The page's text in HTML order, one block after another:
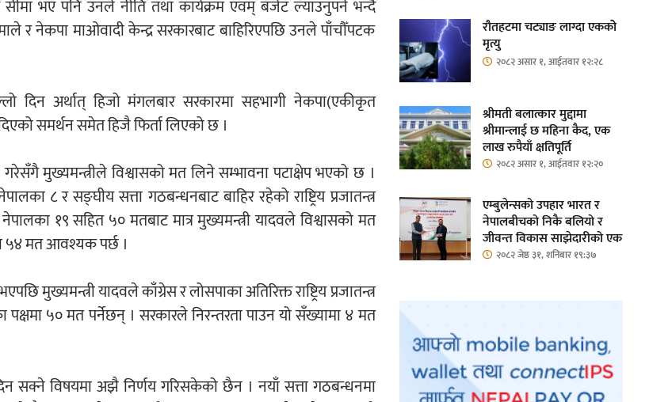
भए पनि उनले नीति तथा कार्यक्रम एवम् बजेट ल्याउनुपर्ने भन्दै
र नेकपा माओवादी केन्द्र सरकारबाट बाहिरिएपछि उनले पाँचौँपटक
दिन अर्थात् हिजो मंगलबार सरकारमा सहभागी नेकपा(एकीकृत
समर्थन समेत हिजै फिर्ता लिएको छ ।
मुख्यमन्त्रीले विश्वासको मत लिने सम्भावना पटाक्षेप भएको छ ।
८ र सङ्घीय सत्ता गठबन्धनबाट बाहिर रहेको राष्ट्रिय प्रजातन्त्र
१९ सहित ५० मतबाट मात्र मुख्यमन्त्री यादवले विश्वासको मत
५४ मत आवश्यक पर्छ ।
यादवले काँग्रेस र लोसपाका अतिरिक्त राष्ट्रिय प्रजातन्त्र
पक्षमा ५० मत पर्नेछन् । सरकारले निरन्तरता पाउन यो सँख्यामा ४ मत
सक्ने विषयमा अझै निर्णय गरिसकेको छैन । नयाँ सत्ता गठबन्धनमा
रौतहटमा चट्याङ लाग्दा एककोे
मृत्यु
२०८२ असार १, आईतवार १२:२८
श्रीमती बलात्कार मुद्दामा
श्रीमान्लाई छ महिना कैद, एक
लाख रुपैयाँ क्षतिपूर्ति
२०८२ असार १, आईतवार १२:२०
एम्बुलेन्सको उपहार भारत र
नेपालबीचको निकै बलियो र
जीवन्त विकास साझेदारीको एक
हिस्सा : नियोग उपप्रमुख
२०८२ जेष्ठ ३१, शनिबार १९:३७